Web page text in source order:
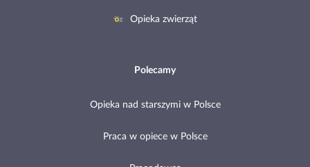
Opieka zwierząt
Polecamy
Opieka nad starszymi w Polsce
Praca w opiece w Polsce